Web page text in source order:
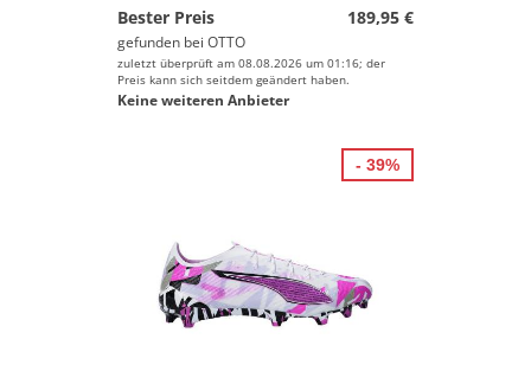
Bester Preis
189,95 €
gefunden bei OTTO
zuletzt überprüft am 08.08.2026 um 01:16; der
Preis kann sich seitdem geändert haben.
Keine weiteren Anbieter
- 39%